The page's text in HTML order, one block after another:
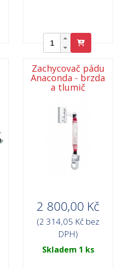
Zachycovač pádu
Anaconda - brzda
a tlumič
2 800,00 Kč
(2 314,05 Kč bez
DPH)
Skladem 1 ks